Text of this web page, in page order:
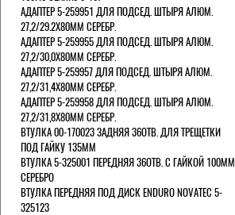
АДАПТЕР 5-259951 ДЛЯ ПОДСЕД. ШТЫРЯ АЛЮМ.
27,2/29.2Х80ММ СЕРЕБР.
АДАПТЕР 5-259955 ДЛЯ ПОДСЕД. ШТЫРЯ АЛЮМ.
27,2/30,0Х80ММ СЕРЕБР.
АДАПТЕР 5-259957 ДЛЯ ПОДСЕД. ШТЫРЯ АЛЮМ.
27,2/31,4Х80ММ СЕРЕБР.
АДАПТЕР 5-259958 ДЛЯ ПОДСЕД. ШТЫРЯ АЛЮМ.
27,2/31,8Х80ММ СЕРЕБР.
ВТУЛКА 00-170023 ЗАДНЯЯ 36ОТВ. ДЛЯ ТРЕЩЕТКИ
ПОД ГАЙКУ 135ММ
ВТУЛКА 5-325001 ПЕРЕДНЯЯ 36ОТВ. С ГАЙКОЙ 100ММ
СЕРЕБРО
ВТУЛКА ПЕРЕДНЯЯ ПОД ДИСК ENDURO NOVATEC 5-
325123